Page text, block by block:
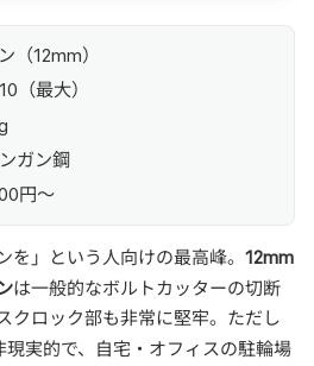
（12mm）
（最大）
ガン鋼
円〜
を」という人向けの最高峰。 12mm
は一般的なボルトカッターの切断
クロック部も非常に堅牢。ただし
現実的で、自宅・オフィスの駐輪場